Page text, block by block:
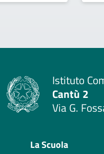
Istituto
Cantù 2
Via G.
La Scuola